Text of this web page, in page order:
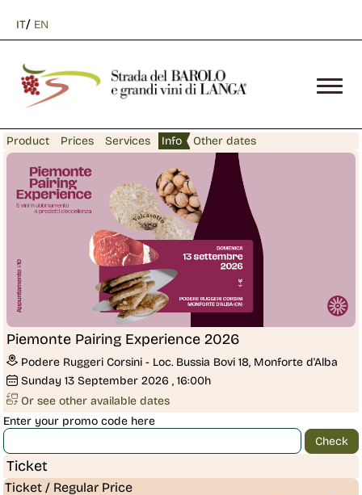
IT/ EN
Product Prices Services Info Other dates
Piemonte Pairing Experience 2026
Podere Ruggeri Corsini - Loc. Bussia Bovi 18, Monforte d'Alba
Sunday 13 September 2026 , 16:00h
Or see other available dates
Enter your promo code here
Ticket
Ticket / Regular Price